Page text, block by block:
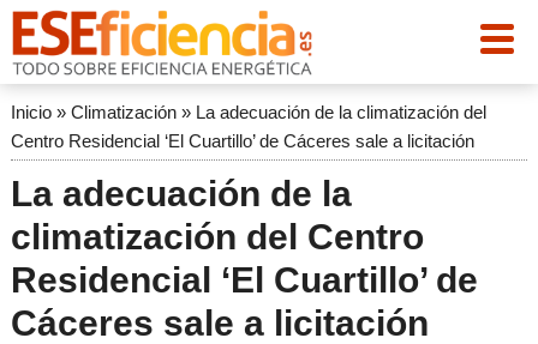
Inicio» Climatización» La adecuación de la climatización del
Centro Residencial ‘El Cuartillo’ de Cáceres sale a licitación
La adecuación de la
climatización del Centro
Residencial ‘El Cuartillo’ de
Cáceres sale a licitación